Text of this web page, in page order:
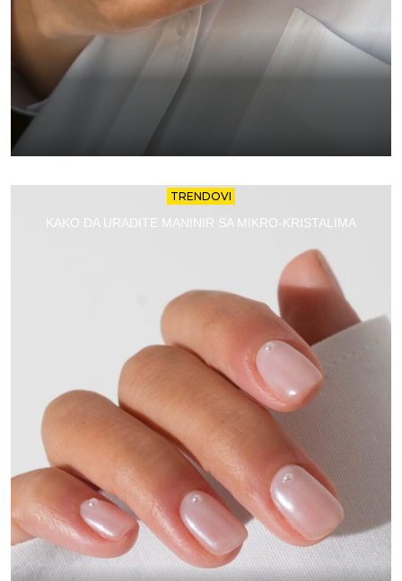
TRENDOVI
KAKO DA URADITE MANINIR SA MIKRO-KRISTALIMA